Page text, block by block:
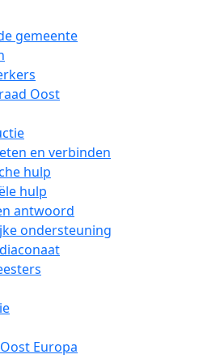
gemeente
Oost
en verbinden
hulp
hulp
antwoord
ondersteuning
Europa